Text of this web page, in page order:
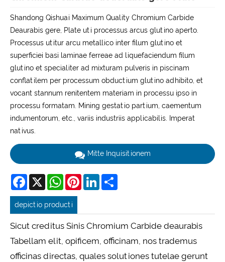
Shandong Qishuai Maximum Quality Chromium Carbide
Deaurabis gere, Plate uti processus arcus glutino aperto.
Processus utitur arcu metallico inter filum glutino et
superficiei basi laminae ferreae ad liquefaciendum filum
glutino et specialiter ad mixturam pulveris in piscinam
conflatilem per processum obductium glutino adhibito, et
vocant stannum renitentem materiam in processu ipso in
processu formatam. Mining gestatio partium, caementum
indumentorum, etc., variis industriis applicabilis. Imperat
nativus.
Mitte Inquisitionem
Facebook
X WhatsAppPinterestLinkedIn
depictio producti
Sicut creditus Sinis Chromium Carbide deaurabis
Tabellam elit, opificem, officinam, nos trademus
officinas directas, quales solutiones tutelae gerunt